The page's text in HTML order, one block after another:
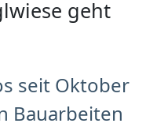
geht
seit Oktober
Bauarbeiten